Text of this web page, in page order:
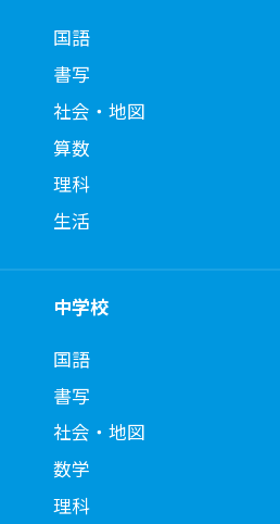
国語
書写
社会・地図
算数
理科
生活
中学校
国語
書写
社会・地図
数学
理科